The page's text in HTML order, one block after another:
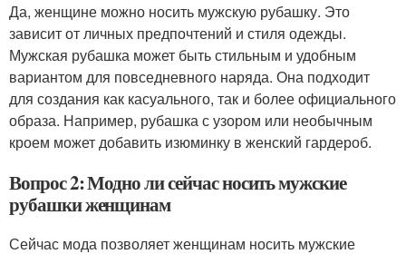
Да, женщине можно носить мужскую рубашку. Это
зависит от личных предпочтений и стиля одежды.
Мужская рубашка может быть стильным и удобным
вариантом для повседневного наряда. Она подходит
для создания как касуального, так и более официального
образа. Например, рубашка с узором или необычным
кроем может добавить изюминку в женский гардероб.
Вопрос 2: Модно ли сейчас носить мужские
рубашки женщинам
Сейчас мода позволяет женщинам носить мужские